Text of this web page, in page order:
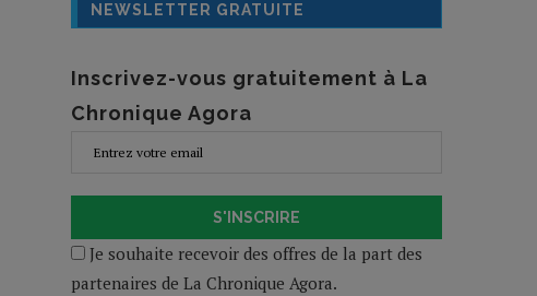
NEWSLETTER GRATUITE
Inscrivez-vous gratuitement à La
Chronique Agora
S'INSCRIRE
Je souhaite recevoir des offres de la part des
partenaires de La Chronique Agora.